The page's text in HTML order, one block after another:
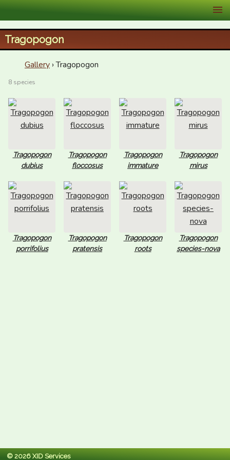
XID Services
Tragopogon
Gallery › Tragopogon
8 species
Tragopogon
dubius
Tragopogon
floccosus
Tragopogon
immature
Tragopogon
mirus
Tragopogon
porrifolius
Tragopogon
pratensis
Tragopogon
roots
Tragopogon
species-nova
© 2026 XID Services